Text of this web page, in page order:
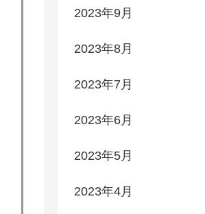
2023年9月
2023年8月
2023年7月
2023年6月
2023年5月
2023年4月